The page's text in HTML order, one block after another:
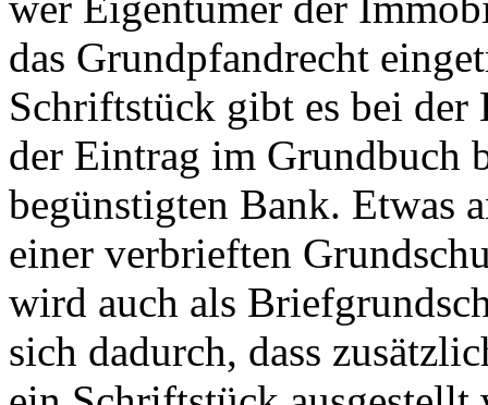
das Grundpfandrecht
Schriftstück gibt es bei
der Eintrag im Grundbuch
begünstigten Bank. Etwas
einer verbrieften
wird auch als
sich dadurch, dass